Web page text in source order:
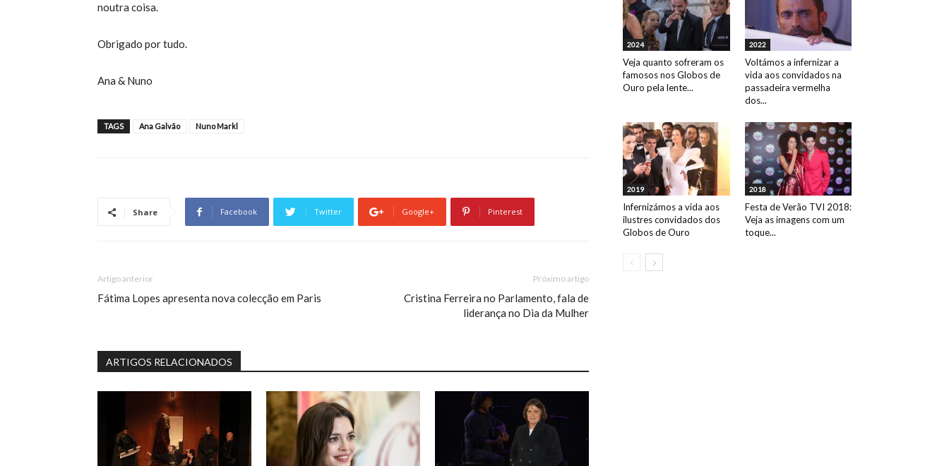
noutra coisa.
Obrigado por tudo.
Ana & Nuno
TAGS Ana Galvão Nuno Markl
Share Facebook Twitter Google+ Pinterest
Artigo anterior
Fátima Lopes apresenta nova colecção em Paris
Próximo artigo
Cristina Ferreira no Parlamento, fala de
liderança no Dia da Mulher
ARTIGOS RELACIONADOS
2024
Veja quanto sofreram os
famosos nos Globos de
Ouro pela lente...
2022
Voltámos a infernizar a
vida aos convidados na
passadeira vermelha
dos...
2019
Infernizámos a vida aos
ilustres convidados dos
Globos de Ouro
2018
Festa de Verão TVI 2018:
Veja as imagens com um
toque...